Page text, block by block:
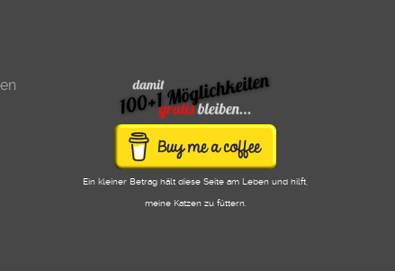
Ein kleiner Betrag hält diese Seite am Leben und hilft,
meine Katzen zu füttern.